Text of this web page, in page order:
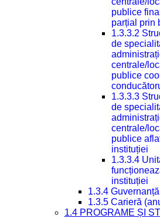
publice
parțial prin
1.3.3.2
de
centrale/
publice
1.3.3.3
de
centrale/
publice
instituției
1.3.3.4
instituției
1.3.4
1.3.5 Carieră
1.4 PROGRAME ȘI